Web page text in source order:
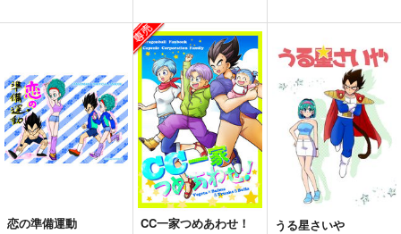
恋の準備運動
CC一家つめあわせ！
うる星さいや